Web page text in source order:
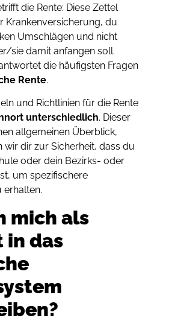
die Rente: Diese Zettel
Krankenversicherung, du
Umschlägen und nicht
sie damit anfangen soll.
die häufigsten Fragen
Rente.
und Richtlinien für die Rente
unterschiedlich. Dieser
allgemeinen Überblick,
wir dir zur Sicherheit, dass du
oder dein Bezirks- oder
um spezifischere
erhalten.
mich als
in das